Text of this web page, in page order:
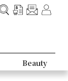
Beauty